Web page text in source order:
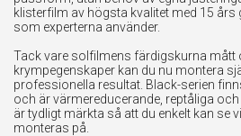
klisterfilm av högsta kvalitet med 15
som experterna använder.
Tack vare solfilmens färdigskurna mått
krympegenskaper kan du nu montera
professionella resultat. Black-serien
och är värmereducerande, reptåliga
är tydligt märkta så att du enkelt kan se
monteras på.